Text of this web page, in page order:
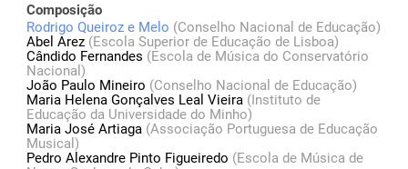
Composição
Rodrigo Queiroz e Melo (Conselho Nacional de Educação)
Abel Arez (Escola Superior de Educação de Lisboa)
Cândido Fernandes (Escola de Música do Conservatório
Nacional)
João Paulo Mineiro (Conselho Nacional de Educação)
Maria Helena Gonçalves Leal Vieira (Instituto de
Educação da Universidade do Minho)
Maria José Artiaga (Associação Portuguesa de Educação
Musical)
Pedro Alexandre Pinto Figueiredo (Escola de Música de